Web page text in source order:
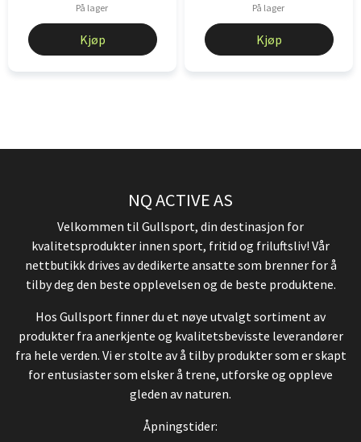
På lager
Kjøp
På lager
Kjøp
NQ ACTIVE AS
Velkommen til Gullsport, din destinasjon for
kvalitetsprodukter innen sport, fritid og friluftsliv! Vår
nettbutikk drives av dedikerte ansatte som brenner for å
tilby deg den beste opplevelsen og de beste produktene.
Hos Gullsport finner du et nøye utvalgt sortiment av
produkter fra anerkjente og kvalitetsbevisste leverandører
fra hele verden. Vi er stolte av å tilby produkter som er skapt
for entusiaster som elsker å trene, utforske og oppleve
gleden av naturen.
Åpningstider: